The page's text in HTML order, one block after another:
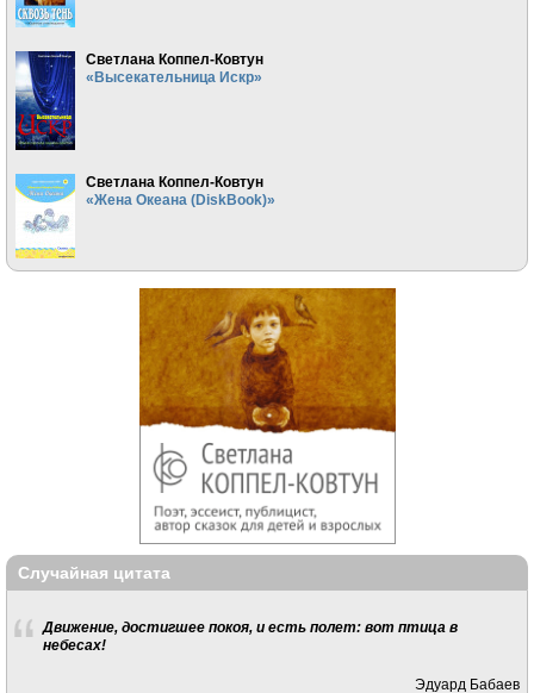
Светлана Коппел-Ковтун
«Высекательница Искр»
Светлана Коппел-Ковтун
«Жена Океана (DiskBook)»
Случайная цитата
Движение, достигшее покоя, и есть полет: вот птица в
небесах!
Эдуард Бабаев